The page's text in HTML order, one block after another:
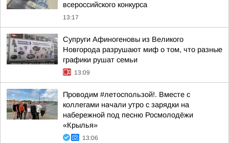
всероссийского конкурса
13:17
Супруги Афиногеновы из Великого
Новгорода разрушают миф о том, что разные
графики рушат семьи
13:09
Проводим #летоспользой!. Вместе с
коллегами начали утро с зарядки на
набережной под песню Росмолодёжи
«Крылья»
13:06